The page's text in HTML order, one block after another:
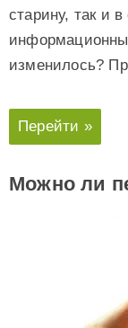
старину, так и
изменилось?
Перейти »
Можно ли